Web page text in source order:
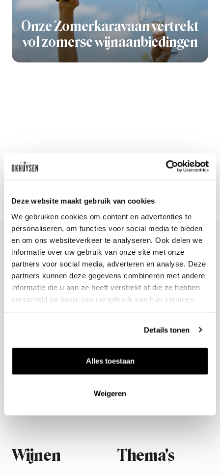
Deze website maakt gebruik van cookies
We gebruiken cookies om content en advertenties te
personaliseren, om functies voor social media te bieden
en om ons websiteverkeer te analyseren. Ook delen we
informatie over uw gebruik van onze site met onze
partners voor social media, adverteren en analyse. Deze
partners kunnen deze gegevens combineren met andere
informatie die u aan ze heeft verstrekt of die ze hebben
verzameld op basis van uw gebruik van hun services.
Details tonen
Alles toestaan
Weigeren
Onze Zomerkaravaan vertrekt
vol zomerse wijnaanbiedingen
Blijf op de hoogte
Ontvang het laatste wijnnieuws, proeverijen en
evenementen
Aanmelden
Wijnen Thema's